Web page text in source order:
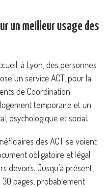
un meilleur usage des
à Lyon, des personnes
un service ACT, pour la
de Coordination
temporaire et un
psychologique et social.
des ACT se voient
obligatoire et légal
devoirs. Jusqu’à présent,
pages, probablement